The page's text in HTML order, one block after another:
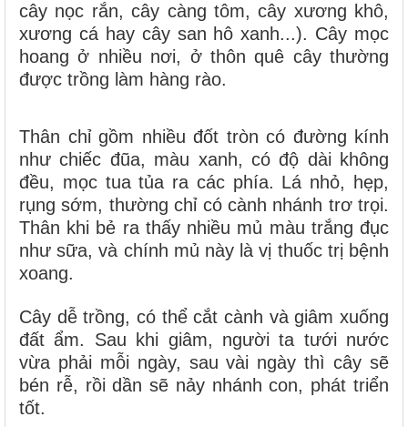
cây nọc rắn, cây càng tôm, cây xương khô,
xương cá hay cây san hô xanh...). Cây mọc
hoang ở nhiều nơi, ở thôn quê cây thường
được trồng làm hàng rào.
Thân chỉ gồm nhiều đốt tròn có đường kính
như chiếc đũa, màu xanh, có độ dài không
đều, mọc tua tủa ra các phía. Lá nhỏ, hẹp,
rụng sớm, thường chỉ có cành nhánh trơ trọi.
Thân khi bẻ ra thấy nhiều mủ màu trắng đục
như sữa, và chính mủ này là vị thuốc trị bệnh
xoang.
Cây dễ trồng, có thể cắt cành và giâm xuống
đất ẩm. Sau khi giâm, người ta tưới nước
vừa phải mỗi ngày, sau vài ngày thì cây sẽ
bén rễ, rồi dần sẽ nảy nhánh con, phát triển
tốt.